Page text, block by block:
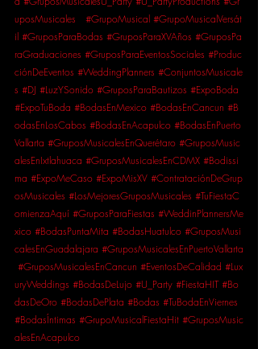
uposMusicales
#GrupoMusical #GrupoMusicalVersát
il #GruposParaBodas #GruposParaXVAños #GruposPa
raGraduaciones #GruposParaEventosSociales #Produc
ciónDeEventos #WeddingPlanners #ConjuntosMusicale
s #DJ #LuzYSonido #GruposParaBautizos #ExpoBoda
#ExpoTuBoda #BodasEnMexico #BodasEnCancun #B
odasEnLosCabos #BodasEnAcapulco #BodasEnPuerto
Vallarta #GruposMusicalesEnQuerétaro #GruposMusic
alesEnIxtlahuaca #GruposMusicalesEnCDMX #Bodissi
ma #ExpoMeCaso #ExpoMisXV #ContrataciónDeGrup
osMusicales #LosMejoresGruposMusicales #TuFiestaC
omienzaAquí #GruposParaFiestas #WeddinPlannersMe
xico #BodasPuntaMita #BodasHuatulco #GruposMusi
calesEnGuadalajara #GruposMusicalesEnPuertoVallarta
#GruposMusicalesEnCancun #EventosDeCalidad #Lux
uryWeddings #BodasDeLujo #U_Party #FiestaHIT #Bo
dasDeOro #BodasDePlata #Bodas #TuBodaEnViernes
#BodasÍntimas #GrupoMusicalFiestaHit #GruposMusic
alesEnAcapulco